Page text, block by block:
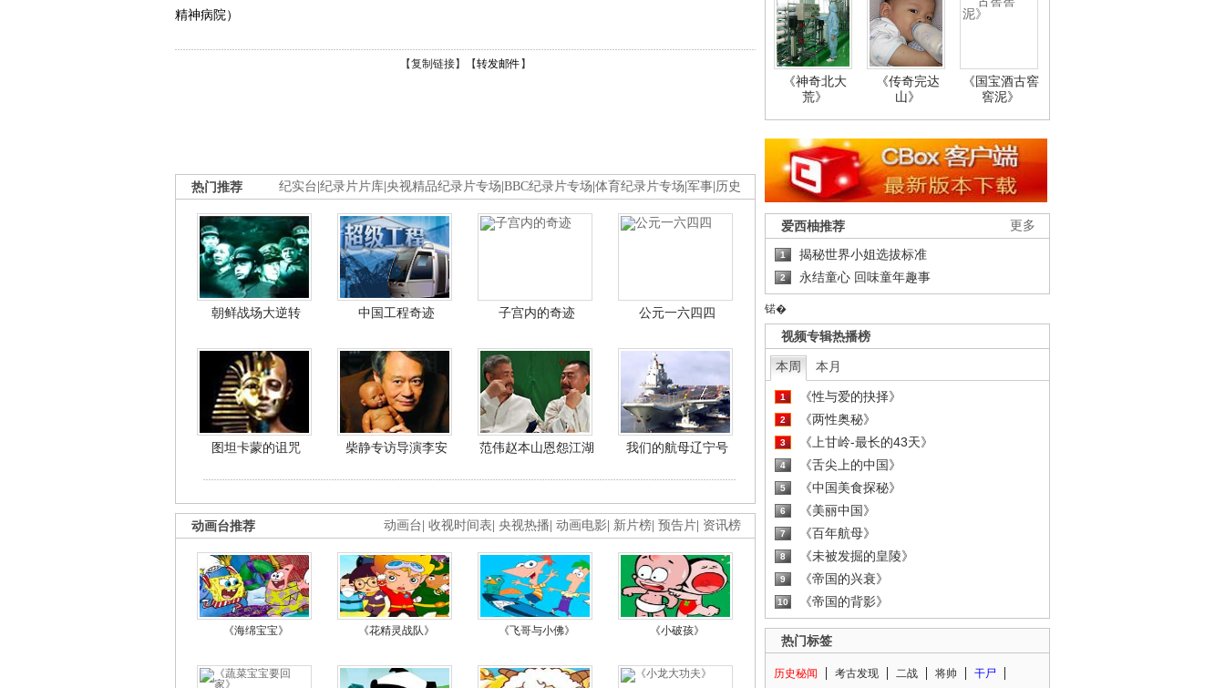
精神病院）
【复制链接】【转发邮件 】
纪实台 纪录片片库 央视精品纪录片专场 BBC纪录片专场 体育纪录片专场 军事 历史
热门推荐
朝鲜战场大逆转 中国工程奇迹 子宫内的奇迹 公元一六四四
图坦卡蒙的诅咒 柴静专访导演李安 范伟赵本山恩怨江湖 我们的航母辽宁号
动画台 收视时间表 央视热播 动画电影 新片榜 预告片 资讯榜
动画台推荐
《海绵宝宝》 《花精灵战队》 《飞哥与小佛》 《小破孩》
《神奇北大
荒》
《传奇完达
山》
《国宝酒古窖
窖泥》
更多
爱西柚推荐
1 揭秘世界小姐选拔标准
2 永结童心 回味童年趣事
锘�
视频专辑热播榜
本周 本月
1 《性与爱的抉择》
2 《两性奥秘》
3 《上甘岭-最长的43天》
4 《舌尖上的中国》
5 《中国美食探秘》
6 《美丽中国》
7 《百年航母》
8 《未被发掘的皇陵》
9 《帝国的兴衰》
10 《帝国的背影》
热门标签
历史秘闻 考古发现 二战 将帅
干尸